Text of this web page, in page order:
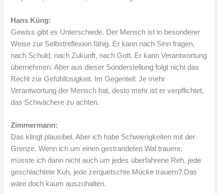
Hans Küng:
Gewiss gibt es Unterschiede. Der Mensch ist in besonderer
Weise zur Selbstreflexion fähig. Er kann nach Sinn fragen,
nach Schuld, nach Zukunft, nach Gott. Er kann Verantwortung
übernehmen. Aber aus dieser Sonderstellung folgt nicht das
Recht zur Gefühllosigkeit. Im Gegenteil: Je mehr
Verantwortung der Mensch hat, desto mehr ist er verpflichtet,
das Schwächere zu achten.
Zimmermann:
Das klingt plausibel. Aber ich habe Schwierigkeiten mit der
Grenze. Wenn ich um einen gestrandeten Wal trauere,
müsste ich dann nicht auch um jedes überfahrene Reh, jede
geschlachtete Kuh, jede zerquetschte Mücke trauern? Das
wäre doch kaum auszuhalten.